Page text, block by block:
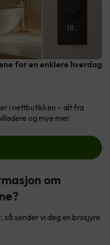
for en enklere hverdag
i nettbutikken – alt fra
og mye mer.
om
så sender vi deg en brosjyre